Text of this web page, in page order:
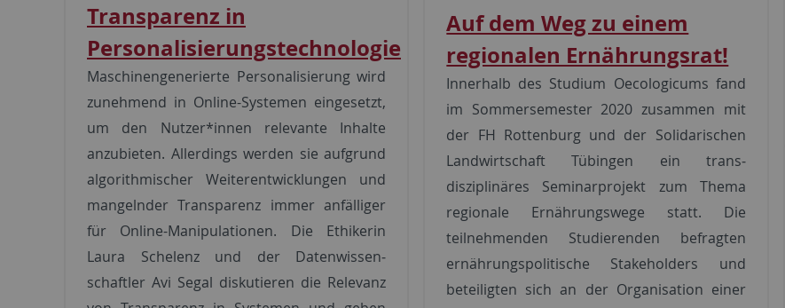
Transparenz in
Personalisierungstechnologie
Maschinengenerierte Personalisierung wird
zunehmend in Online-Systemen eingesetzt,
um den Nutzer*­innen relevante Inhalte
anzubieten. Allerdings werden sie aufgrund
algorithmischer Weiterentwicklungen und
mangelnder Transparenz immer anfälliger
für Online-Manipulationen. Die Ethikerin
Laura Schelenz und der Datenwissen­
schaftler Avi Segal diskutieren die Relevanz
Auf dem Weg zu einem
regionalen Ernährungsrat!
Innerhalb des Studium Oecologicums fand
im Sommersemester 2020 zusammen mit
der FH Rottenburg und der Solidarischen
Landwirtschaft Tübingen ein trans­
disziplinäres Seminarprojekt zum Thema
regionale Ernährungswege statt. Die
teilnehmenden Studierenden befragten
ernährungspolitische Stakeholders und
beteiligten sich an der Organisation einer